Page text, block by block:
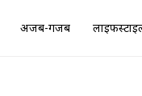
अजब-गजब